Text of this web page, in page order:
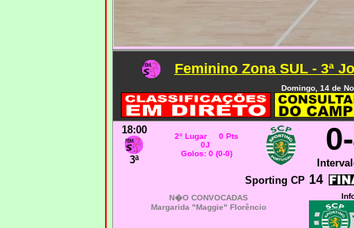
Feminino Zona SUL - 3ª
Domingo, 14 de
18:00
3ª
2º Lugar 0 Pts
0J
Golos: 0 (0-0)
Sporting CP 14
N�O CONVOCADAS
Margarida "Maggie" Florêncio